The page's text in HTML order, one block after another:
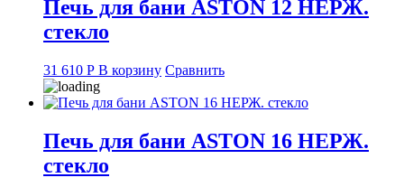
Печь для бани ASTON 12 НЕРЖ.
стекло
31 610 Р В корзину Сравнить
Печь для бани ASTON 16 НЕРЖ.
стекло